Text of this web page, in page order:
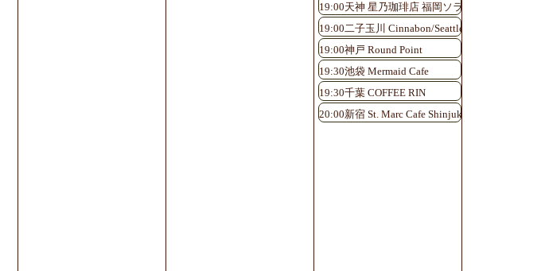
19:00天神 星乃珈琲店 福岡ソラリア店
19:00二子玉川 Cinnabon/Seattle’s Best Coffee
19:00神戸 Round Point
19:30池袋 Mermaid Cafe
19:30千葉 COFFEE RIN
20:00新宿 St. Marc Cafe Shinjuku Shinminami-guchi